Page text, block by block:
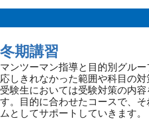
冬期講習
マンツーマン指導と目的別グル
応しきれなかった範囲や科目の対
受験生においては受験対策の内
す。目的に合わせたコースで、
ムとしてサポートしていきます。